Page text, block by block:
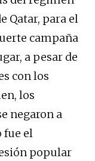
Qatar, para el
campaña
a pesar de
con los
los
negaron a
fue el
popular